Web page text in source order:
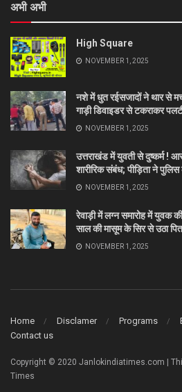
अभी अभी
High Square
NOVEMBER 1, 2025
नशे में धुत रईसजादों ने थार से
गाड़ी डिवाइडर से टकराकर
NOVEMBER 1, 2025
उत्तराखंड में युवती से दुष्कर्म !
शारीरिक संबंध; पीड़िता ने
NOVEMBER 1, 2025
रेवाड़ी में लग्न समारोह में युवक
साल की मासूम के सिर से उठा
NOVEMBER 1, 2025
Home Disclamer Programs
Contact us
Copyright © 2020 Janlokindiatimes.com |
Times